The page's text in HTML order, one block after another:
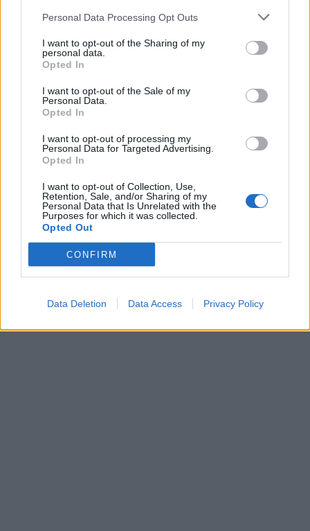
Personal Data Processing Opt Outs
I want to opt-out of the Sharing of my
personal data.
Opted In
I want to opt-out of the Sale of my
Personal Data.
Opted In
I want to opt-out of processing my
Personal Data for Targeted Advertising.
Opted In
I want to opt-out of Collection, Use,
Retention, Sale, and/or Sharing of my
Personal Data that Is Unrelated with the
Purposes for which it was collected.
Opted Out
CONFIRM
Data Deletion Data Access Privacy Policy
familj hit, och det står grillat på menyn.
Ni har frågot om ”receptet” på laxknytena – det dyker
Ha nu en riktigt trevlig lördag och påskafton
0 7 APRIL, 2012